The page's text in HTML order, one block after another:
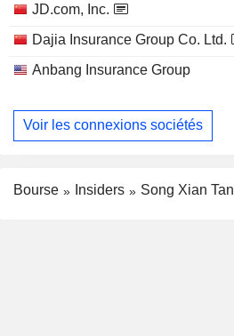
JD.com, Inc.
Dajia Insurance Group Co. Ltd.
Anbang Insurance Group
Voir les connexions sociétés
Bourse Insiders Song Xian Tan